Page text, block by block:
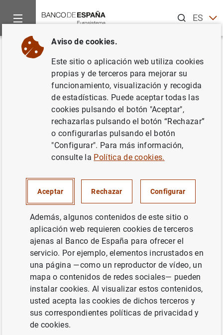
ESEN
Inicio Noticias y eventos
Volver
Estadísticas de emisiones de
valores de la zona del euro
(julio de 2011)
SITUACIÓN ECONÓMICA
Estadísticas de emisiones de valores de la
zona del euro (julio de 2011) (116
KB
Siguiente
Jürgen Stark presenta su di...
Aviso de cookies.
Este sitio o aplicación web utiliza cookies
propias y de terceros para mejorar su
funcionamiento, visualización y recogida
de estadísticas. Puede aceptar todas las
cookies pulsando el botón "Aceptar",
rechazarlas pulsando el botón “Rechazar”
o configurarlas pulsando el botón
"Configurar". Para más información,
consulte la Política de cookies.
Aceptar Rechazar Configurar
Además, algunos contenidos de este sitio o
aplicación web requieren cookies de terceros
ajenas al Banco de España para ofrecer el
servicio. Por ejemplo, elementos incrustados en
una página —como un reproductor de vídeo, un
mapa o contenidos de redes sociales— pueden
instalar cookies. Al visualizar estos contenidos,
usted acepta las cookies de dichos terceros y
sus correspondientes políticas de privacidad y
de cookies.